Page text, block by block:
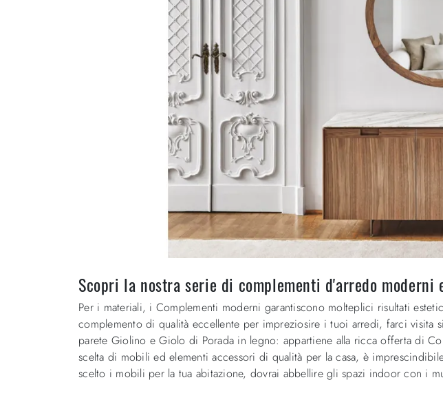
Scopri la nostra serie di complementi d'arredo
Per i materiali, i Complementi moderni garantiscono molteplici risultati
complemento di qualità eccellente per impreziosire i tuoi arredi, farci
parete Giolino e Giolo di Porada in legno: appartiene alla ricca offerta di
scelta di mobili ed elementi accessori di qualità per la casa, è
scelto i mobili per la tua abitazione, dovrai abbellire gli spazi indoor con i